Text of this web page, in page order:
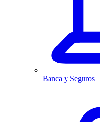
Banca y Seguros